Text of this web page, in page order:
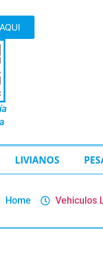
LIVIANOS
Home Vehiculos